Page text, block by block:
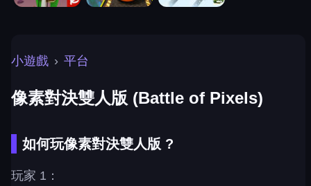
小遊戲 › 平台
像素對決雙人版 (Battle of Pixels)
如何玩像素對決雙人版 ?
玩家 1：